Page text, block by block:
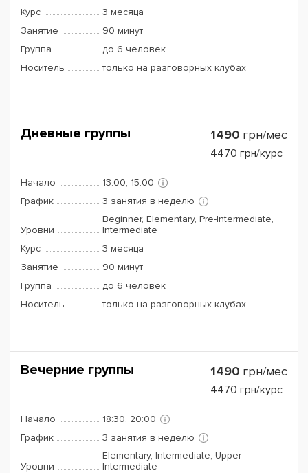
Курс
3 месяца
Занятие
90 минут
Группа
до 6 человек
Носитель
только на разговорных клубах
Дневные группы 1490 грн/мес
4470 грн/курс
Начало
13:00, 15:00
График
3 занятия в неделю
Уровни
Beginner, Elementary, Pre-Intermediate,
Intermediate
Курс
3 месяца
Занятие
90 минут
Группа
до 6 человек
Носитель
только на разговорных клубах
Вечерние группы 1490 грн/мес
4470 грн/курс
Начало
18:30, 20:00
График
3 занятия в неделю
Уровни
Elementary, Intermediate, Upper-
Intermediate